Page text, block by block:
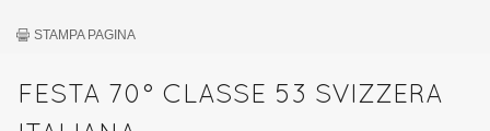
STAMPA PAGINA
FESTA 70° CLASSE 53 SVIZZERA